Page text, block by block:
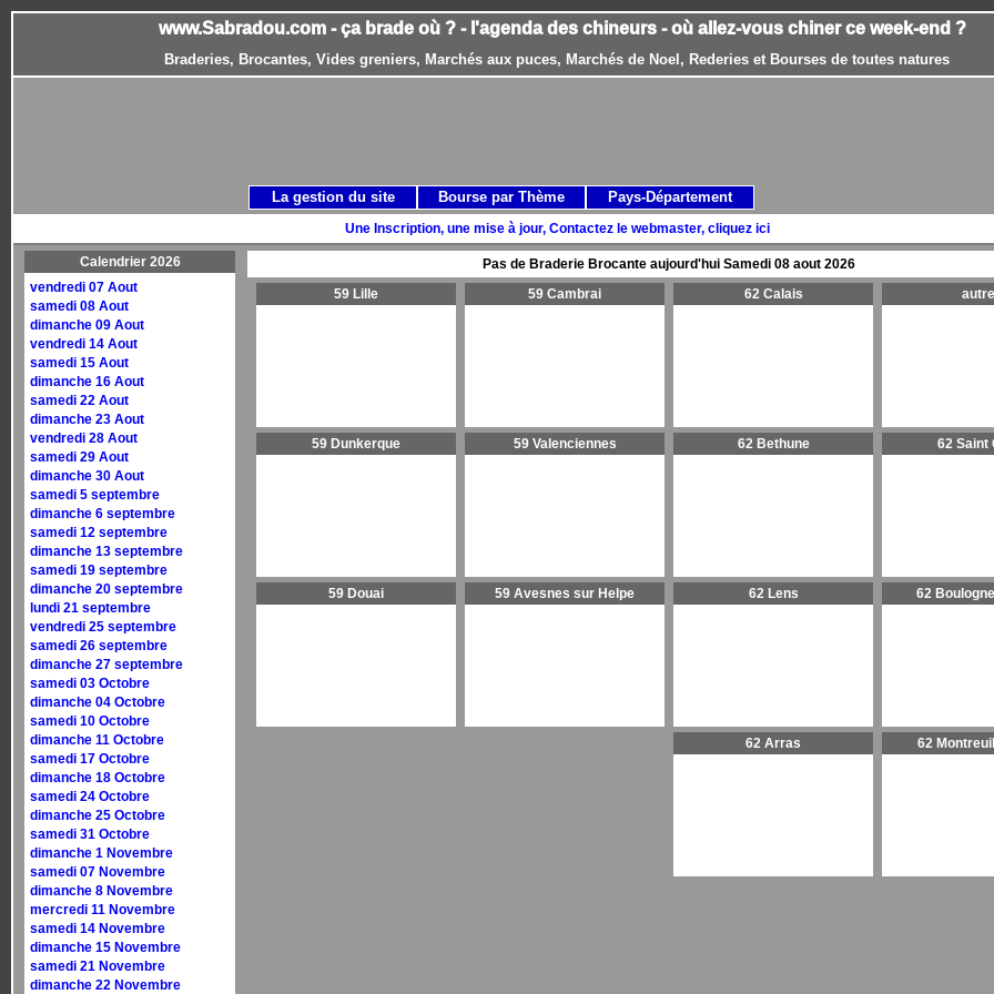
www.Sabradou.com - ça brade où ? - l'agenda des chineurs - où allez-vous chiner ce week-end ?
Braderies, Brocantes, Vides greniers, Marchés aux puces, Marchés de Noel, Rederies et Bourses de toutes natures
Une Inscription, une mise à jour, Contactez le webmaster, cliquez ici
Calendrier 2026
vendredi 07 Aout
samedi 08 Aout
dimanche 09 Aout
vendredi 14 Aout
samedi 15 Aout
dimanche 16 Aout
samedi 22 Aout
dimanche 23 Aout
vendredi 28 Aout
samedi 29 Aout
dimanche 30 Aout
samedi 5 septembre
dimanche 6 septembre
samedi 12 septembre
dimanche 13 septembre
samedi 19 septembre
dimanche 20 septembre
lundi 21 septembre
vendredi 25 septembre
samedi 26 septembre
dimanche 27 septembre
samedi 03 Octobre
dimanche 04 Octobre
samedi 10 Octobre
dimanche 11 Octobre
samedi 17 Octobre
dimanche 18 Octobre
samedi 24 Octobre
dimanche 25 Octobre
samedi 31 Octobre
dimanche 1 Novembre
samedi 07 Novembre
dimanche 8 Novembre
mercredi 11 Novembre
samedi 14 Novembre
dimanche 15 Novembre
samedi 21 Novembre
dimanche 22 Novembre
Pas de Braderie Brocante aujourd'hui Samedi 08 aout 2026
59 Lille
59 Dunkerque
59 Douai
59 Cambrai
59 Valenciennes
59 Avesnes sur Helpe
62 Calais
62 Bethune
62 Lens
62 Arras
62 Saint
62
62
La gestion du site Bourse par Thème Pays-Département